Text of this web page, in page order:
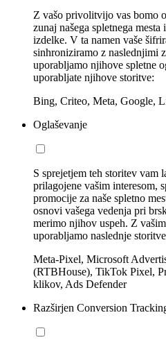
Z vašo privolitvijo vas bomo
zunaj našega spletnega
izdelke. V ta namen vaše
sinhroniziramo z naslednjimi
uporabljamo njihove spletne
uporabljate njihove storitve:
Bing, Criteo, Meta, Google,
Oglaševanje
S sprejetjem teh storitev vam
prilagojene vašim interesom,
promocije za naše spletno
osnovi vašega vedenja pri
merimo njihov uspeh. Z
uporabljamo naslednje
Meta-Pixel, Microsoft
(RTBHouse), TikTok Pixel,
klikov, Ads Defender
Razširjen Conversion